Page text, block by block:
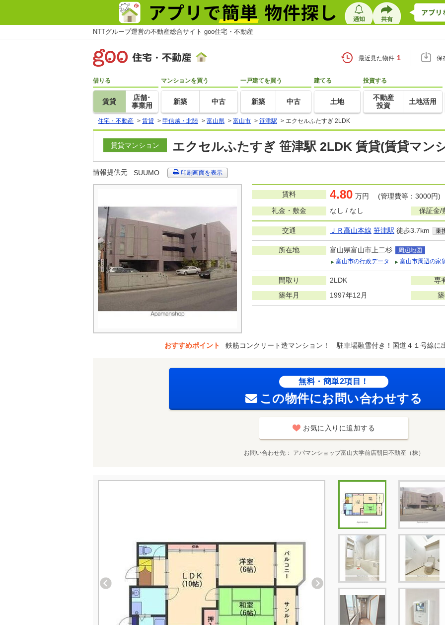
NTTグループ運営の不動産総合サイト goo住宅・不動産
最近見た物件 1 保
借りる
賃貸
店舗･
事業用
マンションを買う
新築 中古
一戸建てを買う
新築 中古
建てる
土地
投資する
不動産
投資
土地活用
住宅・不動産 > 賃貸 > 甲信越・北陸 > 富山県 > 富山市 > 笹津駅 > エクセルふたすぎ 2LDK
賃貸マンション エクセルふたすぎ 笹津駅 2LDK 賃貸(賃貸マン
情報提供元 SUUMO 印刷画面を表示
賃料 4.80 万円 (管理費等：3000円)
礼金・敷金
なし / なし 保証金/
交通 ＪＲ高山本線 笹津駅 徒歩3.7km 乗
所在地 富山県富山市上二杉
周辺地図
富山市の行政データ
富山市周辺の家
間取り 2LDK 専
築年月 1997年12月
おすすめポイント 鉄筋コンクリート造マンション！ 駐車場融雪付き！国道４１号線に
無料・簡単2項目！
この物件にお問い合わせする
お気に入りに追加する
お問い合わせ先 アパマンショップ富山大学前店朝日不動産（株）